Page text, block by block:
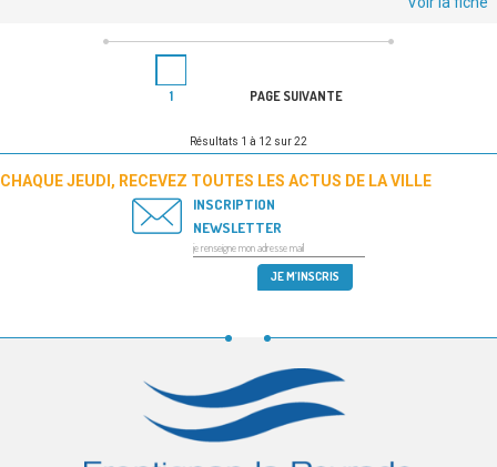
1
PAGE SUIVANTE
Résultats 1 à 12 sur 22
CHAQUE JEUDI, RECEVEZ TOUTES LES ACTUS DE LA VILLE
INSCRIPTION
NEWSLETTER